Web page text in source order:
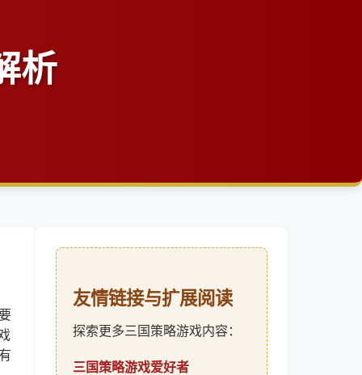
析
友情链接与扩展阅读
探索更多三国策略游戏内容：
三国策略游戏爱好者